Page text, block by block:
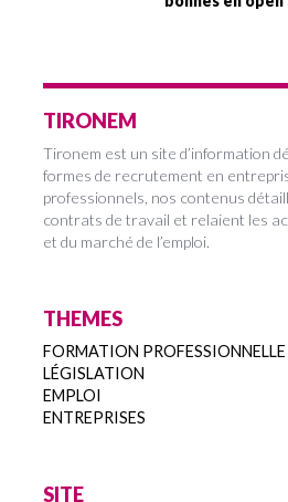
TIRONEM
Tironem est un site d’information
formes de recrutement en
professionnels, nos contenus
contrats de travail et relaient les
et du marché de l’emploi.
THEMES
FORMATION PROFESSIONNELLE
LÉGISLATION
EMPLOI
ENTREPRISES
SITE